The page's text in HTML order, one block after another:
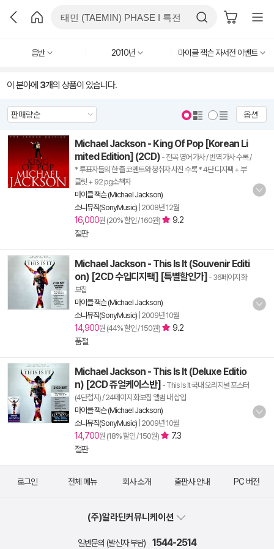
음반 2010년 마이클 잭슨 자서전 이벤트
이 분야에 3개의 상품이 있습니다.
옵션
Michael Jackson - King Of Pop [Korean Li
mited Edition] (2CD) - 전곡 영어 가사 / 번역 가사 수록 /
* 투표자들의 한 줄 코멘트와 청취자 사진 수록 * 4단 디지팩 + 부
클릿 + 92 pg소책자
마이클 잭슨 (Michael Jackson)
소니뮤직(SonyMusic) 2008년 12월
16,000원 (20% 할인 / 160원)
9.2
절판
Michael Jackson - This Is It (Souvenir Editi
on) [2CD 수입디지팩] [특별할인가] - 36페이지 화
보집
마이클 잭슨 (Michael Jackson)
소니뮤직(SonyMusic) 2009년 10월
14,900원 (44% 할인 / 150원)
9.2
품절
Michael Jackson - This Is It (Deluxe Editio
n) [2CD 쥬얼케이스반] - This Is It 국내 오리지널 포스터
(4단접지) / 24페이지 화보집 앨범 내 삽입
마이클 잭슨 (Michael Jackson)
소니뮤직(SonyMusic) 2009년 10월
14,700원 (18% 할인 / 150원)
7.3
절판
로그인 전체 메뉴 회사 소개 출판사 안내 PC 버전
(주)알라딘커뮤니케이션
일반문의 (발신자 부담) 1544-2514